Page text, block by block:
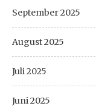
September 2025
August 2025
Juli 2025
Juni 2025